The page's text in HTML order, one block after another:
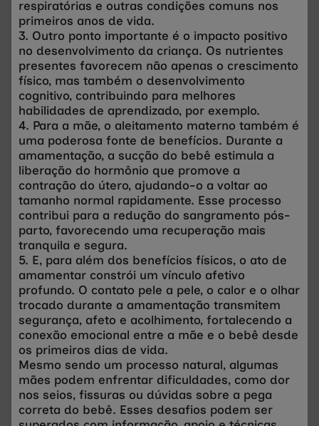
respiratórias e outras condições comuns nos
primeiros anos de vida.
3. Outro ponto importante é o impacto positivo
no desenvolvimento da criança. Os nutrientes
presentes favorecem não apenas o crescimento
físico, mas também o desenvolvimento
cognitivo, contribuindo para melhores
habilidades de aprendizado, por exemplo.
4. Para a mãe, o aleitamento materno também é
uma poderosa fonte de benefícios. Durante a
amamentação, a sucção do bebê estimula a
liberação do hormônio que promove a
contração do útero, ajudando-o a voltar ao
tamanho normal rapidamente. Esse processo
contribui para a redução do sangramento pós-
parto, favorecendo uma recuperação mais
tranquila e segura.
5. E, para além dos benefícios físicos, o ato de
amamentar constrói um vínculo afetivo
profundo. O contato pele a pele, o calor e o olhar
trocado durante a amamentação transmitem
segurança, afeto e acolhimento, fortalecendo a
conexão emocional entre a mãe e o bebê desde
os primeiros dias de vida.
Mesmo sendo um processo natural, algumas
mães podem enfrentar dificuldades, como dor
nos seios, fissuras ou dúvidas sobre a pega
correta do bebê. Esses desafios podem ser